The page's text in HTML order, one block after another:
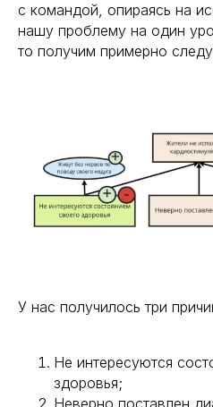
с командой, опираясь на
нашу проблему на один
то получим примерно
У нас получилось три
Не интересуются
здоровья;
Неверно поставлен